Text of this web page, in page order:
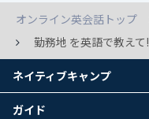
オンライン英会話トップ
勤務地 を英語で教えて!
ネイティブキャンプ
ガイド